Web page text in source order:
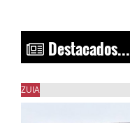
Destacados...
ZUIA